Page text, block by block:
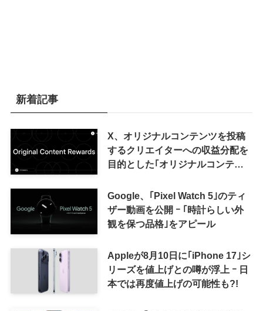
新着記事
X、オリジナルコンテンツを投稿
するクリエイターへの収益分配を
目的とした｢オリジナルコンテン
来の｢収益分配｣は廃止
Google、｢Pixel Watch 5｣のティ
ザー動画を公開 ｰ ｢時計らしい外
観を保つ品格｣をアピール
Appleが8月10日に｢iPhone 17｣シ
リーズを値上げとの噂が浮上 ｰ 日
本では再度値上げの可能性も?!